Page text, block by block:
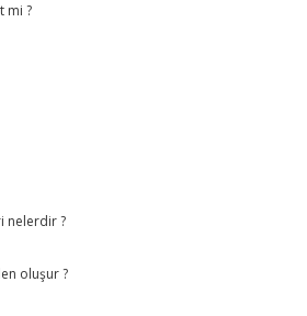
mi ?
nelerdir ?
oluşur ?